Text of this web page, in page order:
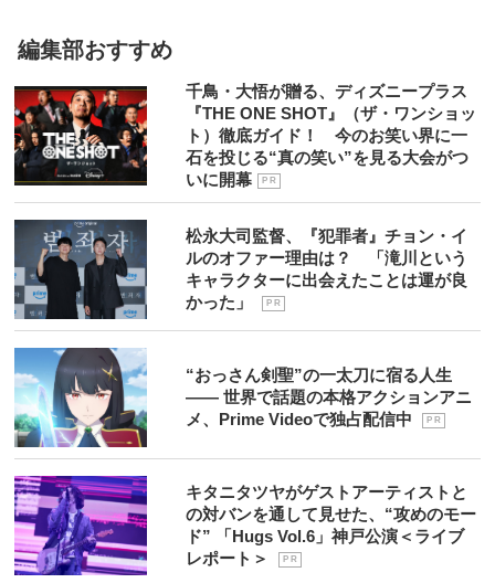
編集部おすすめ
千鳥・大悟が贈る、ディズニープラス
『THE ONE SHOT』（ザ・ワンショッ
ト）徹底ガイド！ 今のお笑い界に一
石を投じる“真の笑い”を見る大会がつ
いに開幕
P R
松永大司監督、『犯罪者』チョン・イ
ルのオファー理由は？ 「滝川という
キャラクターに出会えたことは運が良
かった」
P R
“おっさん剣聖”の一太刀に宿る人生
―― 世界で話題の本格アクションアニ
メ、Prime Videoで独占配信中
P R
キタニタツヤがゲストアーティストと
の対バンを通して見せた、“攻めのモー
ド” 「Hugs Vol.6」神戸公演＜ライブ
レポート＞
P R